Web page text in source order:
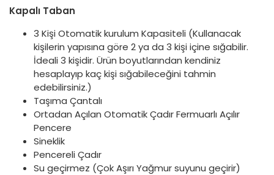
Kapalı Taban
3 Kişi Otomatik kurulum Kapasiteli (Kullanacak
kişilerin yapısına göre 2 ya da 3 kişi içine sığabilir.
İdeali 3 kişidir. Ürün boyutlarından kendiniz
hesaplayıp kaç kişi sığabileceğini tahmin
edebilirsiniz.)
Taşıma Çantalı
Ortadan Açılan Otomatik Çadır Fermuarlı Açılır
Pencere
Sineklik
Pencereli Çadır
Su geçirmez (Çok Aşırı Yağmur suyunu geçirir)